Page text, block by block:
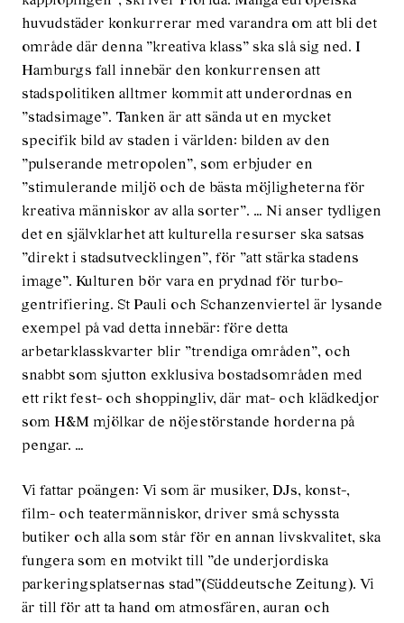
huvudstäder konkurrerar med varandra om att bli det
område där denna ”kreativa klass” ska slå sig ned. I
Hamburgs fall innebär den konkurrensen att
stadspolitiken alltmer kommit att underordnas en
”stadsimage”. Tanken är att sända ut en mycket
specifik bild av staden i världen: bilden av den
”pulserande metropolen”, som erbjuder en
”stimulerande miljö och de bästa möjligheterna för
kreativa människor av alla sorter”. … Ni anser tydligen
det en självklarhet att kulturella resurser ska satsas
”direkt i stadsutvecklingen”, för ”att stärka stadens
image”. Kulturen bör vara en prydnad för turbo-
gentrifiering. St Pauli och Schanzenviertel är lysande
exempel på vad detta innebär: före detta
arbetarklasskvarter blir ”trendiga områden”, och
snabbt som sjutton exklusiva bostadsområden med
ett rikt fest- och shoppingliv, där mat- och klädkedjor
som H&M mjölkar de nöjestörstande horderna på
pengar. …
Vi fattar poängen: Vi som är musiker, DJs, konst-,
film- och teatermänniskor, driver små schyssta
butiker och alla som står för en annan livskvalitet, ska
fungera som en motvikt till ”de underjordiska
parkeringsplatsernas stad”(Süddeutsche Zeitung). Vi
är till för att ta hand om atmosfären, auran och